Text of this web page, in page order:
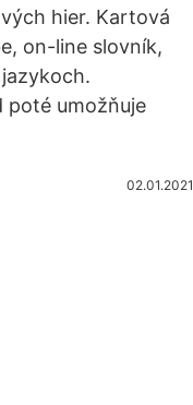
hier. Kartová
on-line slovník,
poté umožňuje
02.01.2021